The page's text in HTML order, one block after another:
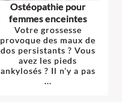
Ostéopathie pour
femmes enceintes
Votre grossesse
provoque des maux de
dos persistants ? Vous
avez les pieds
ankylosés ? Il n'y a pas
...